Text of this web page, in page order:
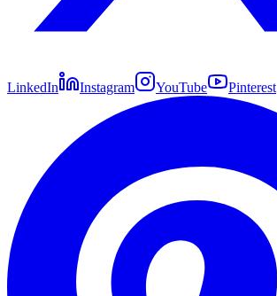
LinkedIn Instagram YouTube Pinterest